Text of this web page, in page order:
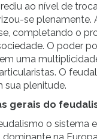
ao nível de
se plenamente.
completando o
O poder
uma
O
sua plenitude.
gerais do
o sistema